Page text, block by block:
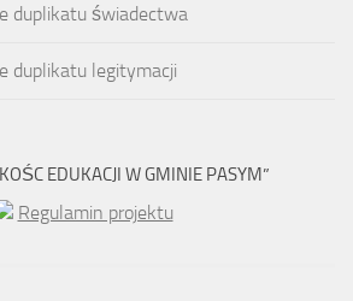
duplikatu świadectwa
duplikatu legitymacji
EDUKACJI W GMINIE PASYM”
Regulamin projektu